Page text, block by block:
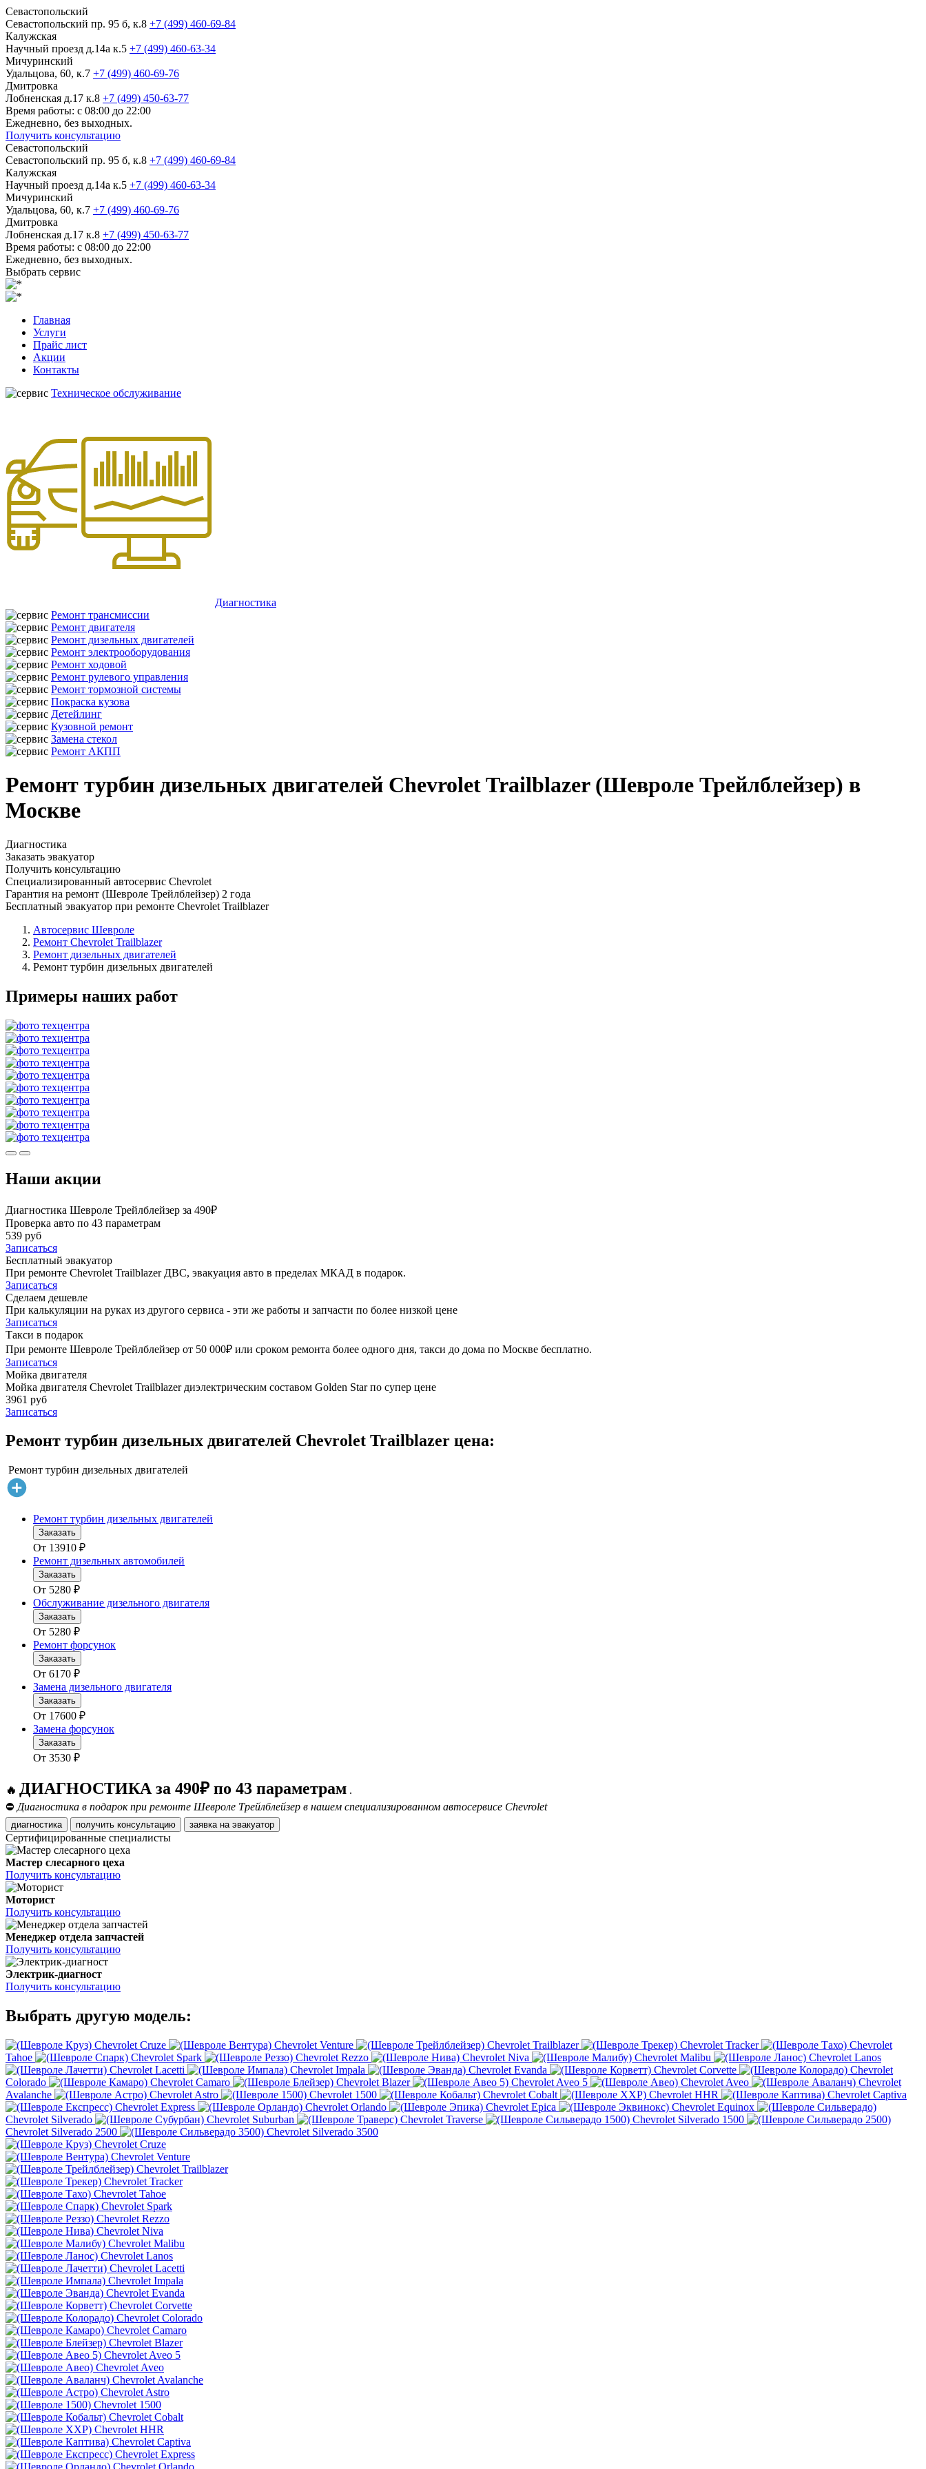
Севастопольский
Севастопольский пр. 95 б, к.8 +7 (499) 460-69-84
Калужская
Научный проезд д.14а к.5 +7 (499) 460-63-34
Мичуринский
Удальцова, 60, к.7 +7 (499) 460-69-76
Дмитровка
Лобненская д.17 к.8 +7 (499) 450-63-77
Время работы: с 08:00 до 22:00
Ежедневно, без выходных.
Получить консультацию
Севастопольский
Севастопольский пр. 95 б, к.8 +7 (499) 460-69-84
Калужская
Научный проезд д.14а к.5 +7 (499) 460-63-34
Мичуринский
Удальцова, 60, к.7 +7 (499) 460-69-76
Дмитровка
Лобненская д.17 к.8 +7 (499) 450-63-77
Время работы: с 08:00 до 22:00
Ежедневно, без выходных.
Выбрать сервис
Главная
Услуги
Прайс лист
Акции
Контакты
Техническое обслуживание
Диагностика
Ремонт трансмиссии
Ремонт двигателя
Ремонт дизельных двигателей
Ремонт электрооборудования
Ремонт ходовой
Ремонт рулевого управления
Ремонт тормозной системы
Покраска кузова
Детейлинг
Кузовной ремонт
Замена стекол
Ремонт АКПП
Ремонт турбин дизельных двигателей Chevrolet Trailblazer (Шевроле Трейлблейзер) в
Москве
Диагностика
Заказать эвакуатор
Получить консультацию
Специализированный автосервис Chevrolet
Гарантия на ремонт (Шевроле Трейлблейзер) 2 года
Бесплатный эвакуатор при ремонте Chevrolet Trailblazer
Автосервис Шевроле
Ремонт Chevrolet Trailblazer
Ремонт дизельных двигателей
Ремонт турбин дизельных двигателей
Примеры наших работ
Наши акции
Диагностика Шевроле Трейлблейзер за 490₽
Проверка авто по 43 параметрам
539 руб
Записаться
Бесплатный эвакуатор
При ремонте Chevrolet Trailblazer ДВС, эвакуация авто в пределах МКАД в подарок.
Записаться
Сделаем дешевле
При калькуляции на руках из другого сервиса - эти же работы и запчасти по более низкой цене
Записаться
Такси в подарок
При ремонте Шевроле Трейлблейзер от 50 000₽ или сроком ремонта более одного дня, такси до дома по Москве бесплатно.
Записаться
Мойка двигателя
Мойка двигателя Chevrolet Trailblazer диэлектрическим составом Golden Star по супер цене
3961 руб
Записаться
Ремонт турбин дизельных двигателей Chevrolet Trailblazer цена:
Ремонт турбин дизельных двигателей
Ремонт турбин дизельных двигателей
Заказать
От 13910 ₽
Ремонт дизельных автомобилей
Заказать
От 5280 ₽
Обслуживание дизельного двигателя
Заказать
От 5280 ₽
Ремонт форсунок
Заказать
От 6170 ₽
Замена дизельного двигателя
Заказать
От 17600 ₽
Замена форсунок
Заказать
От 3530 ₽
🔥 ДИАГНОСТИКА за 490₽ по 43 параметрам .
⛔ Диагностика в подарок при ремонте Шевроле Трейлблейзер в нашем специализированном автосервисе Chevrolet
диагностика получить консультацию заявка на эвакуатор
Сертифицированные специалисты
Мастер слесарного цеха
Получить консультацию
Моторист
Получить консультацию
Менеджер отдела запчастей
Получить консультацию
Электрик-диагност
Получить консультацию
Выбрать другую модель:
Chevrolet Cruze Chevrolet Venture Chevrolet Trailblazer Chevrolet Tracker
Chevrolet
Tahoe
Chevrolet Spark Chevrolet Rezzo Chevrolet Niva Chevrolet Malibu
Chevrolet Lanos
Chevrolet Lacetti
Chevrolet Impala Chevrolet Evanda Chevrolet Corvette
Chevrolet
Colorado
Chevrolet Camaro Chevrolet Blazer Chevrolet Aveo 5 Chevrolet Aveo
Chevrolet
Avalanche
Chevrolet Astro Chevrolet 1500 Chevrolet Cobalt Chevrolet HHR
Chevrolet Captiva
Chevrolet Express
Chevrolet Orlando Chevrolet Epica
Chevrolet Equinox
Chevrolet Silverado
Chevrolet Suburban Chevrolet Traverse
Chevrolet Silverado 1500
Chevrolet Silverado 2500
Chevrolet Silverado 3500
Chevrolet Cruze
Chevrolet Venture
Chevrolet Trailblazer
Chevrolet Tracker
Chevrolet Tahoe
Chevrolet Spark
Chevrolet Rezzo
Chevrolet Niva
Chevrolet Malibu
Chevrolet Lanos
Chevrolet Lacetti
Chevrolet Impala
Chevrolet Evanda
Chevrolet Corvette
Chevrolet Colorado
Chevrolet Camaro
Chevrolet Blazer
Chevrolet Aveo 5
Chevrolet Aveo
Chevrolet Avalanche
Chevrolet Astro
Chevrolet 1500
Chevrolet Cobalt
Chevrolet HHR
Chevrolet Captiva
Chevrolet Express